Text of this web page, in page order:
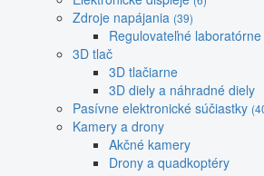
Zdroje napájania (39)
Regulovateľné
3D tlač
3D tlačiarne
3D diely a náhradné diely
Pasívne elektronické súčiastky
Kamery a drony
Akčné kamery
Drony a quadkoptéry